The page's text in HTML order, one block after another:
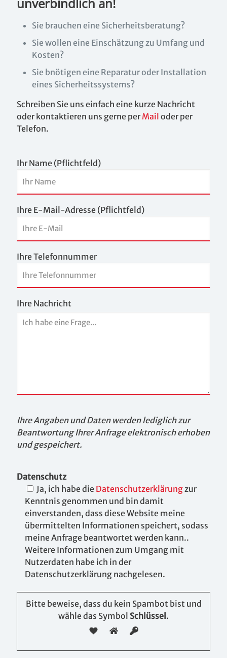
Sie brauchen eine Sicherheitsberatung?
Sie wollen eine Einschätzung zu Umfang und
Kosten?
Sie bnötigen eine Reparatur oder Installation
eines Sicherheitssystems?
Schreiben Sie uns einfach eine kurze Nachricht
oder kontaktieren uns gerne perMail oder per
Telefon.
Ihr Name (Pflichtfeld)
Ihre E-Mail-Adresse (Pflichtfeld)
Ihre Telefonnummer
Ihre Nachricht
Ihre Angaben und Daten werden lediglich zur
Beantwortung Ihrer Anfrage elektronisch erhoben
und gespeichert.
Datenschutz
Ja, ich habe die Datenschutzerklärungzur
Kenntnis genommen und bin damit
einverstanden, dass diese Website meine
übermittelten Informationen speichert, sodass
meine Anfrage beantwortet werden kann..
Weitere Informationen zum Umgang mit
Nutzerdaten habe ich in der
Datenschutzerklärung nachgelesen.
Bitte beweise, dass du kein Spambot bist und
wähle das Symbol Schlüssel .